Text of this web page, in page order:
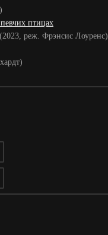
птицах
реж. Фрэнсис Лоуренс)